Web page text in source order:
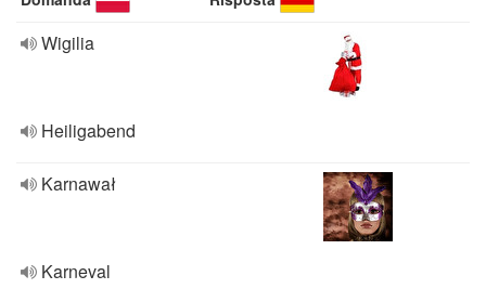
Wigilia
Heiligabend
Karnawał
Karneval